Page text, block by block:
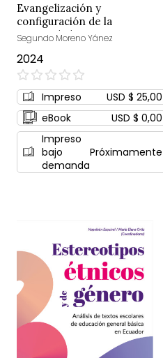
Evangelización y
configuración de la
cristiandad ecuatoriana
Segundo Moreno Yánez
2024
0%
Impreso
USD $ 25,00
eBook
USD $ 0,00
Impreso
bajo
demanda
Próximamente